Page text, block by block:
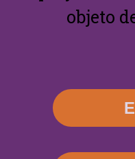
objeto